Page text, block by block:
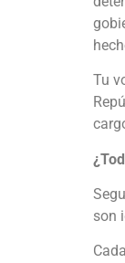
Tu
son